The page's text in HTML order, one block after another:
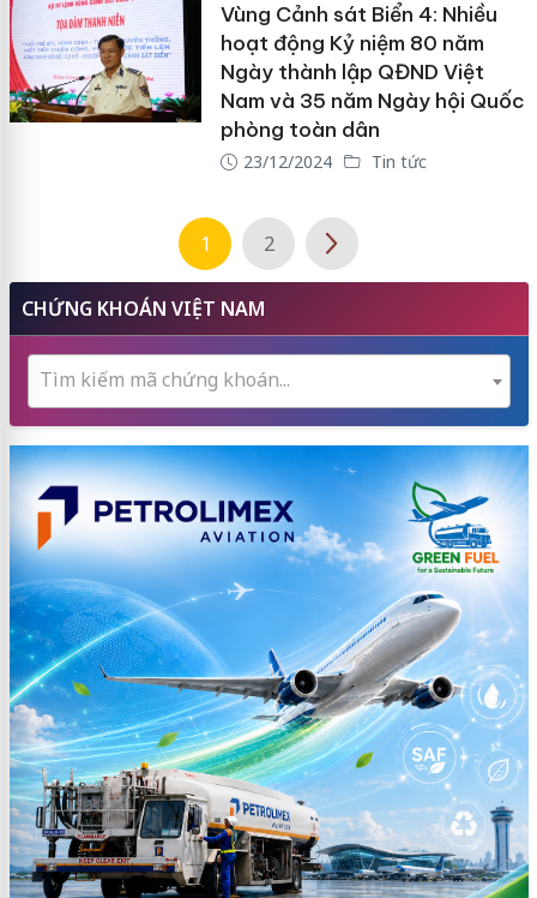
Vùng Cảnh sát Biển 4: Nhiều
hoạt động Kỷ niệm 80 năm
Ngày thành lập QĐND Việt
Nam và 35 năm Ngày hội Quốc
phòng toàn dân
23/12/2024 Tin tức
1 2
CHỨNG KHOÁN VIỆT NAM
Tìm kiếm mã chứng khoán...